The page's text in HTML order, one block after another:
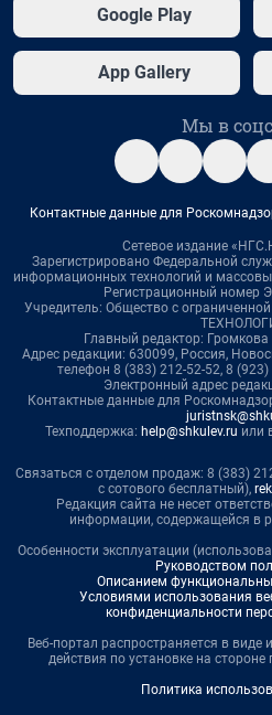
Google Play
App Gallery
Мы в
Контактные данные для
Сетевое издание
Зарегистрировано Федеральной
информационных технологий и
Регистрационный номер
Учредитель: Общество с
Главный редактор:
Адрес редакции: 630099, Россия,
телефон 8 (383) 212-52-52, 8
Электронный адрес
Контактные данные для
Техподдержка: help@shkulev.ru или
Связаться с отделом продаж: 8 (383)
с сотового бесплатный),
Редакция сайта не несет
информации, содержащейся в
Особенности эксплуатации
Руководством
Описанием
Условиями использования
конфиденциальности
Веб-портал распространяется в виде
действия по установке на
Политика